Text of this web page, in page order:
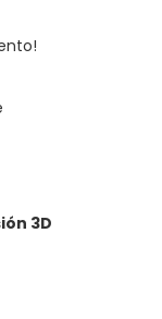
3D